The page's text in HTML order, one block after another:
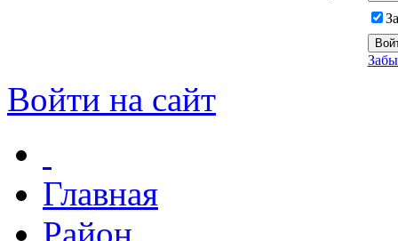
Войти на сайт
Главная